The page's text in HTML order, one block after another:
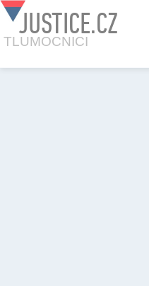
JUSTICE.CZ
TLUMOCNICI